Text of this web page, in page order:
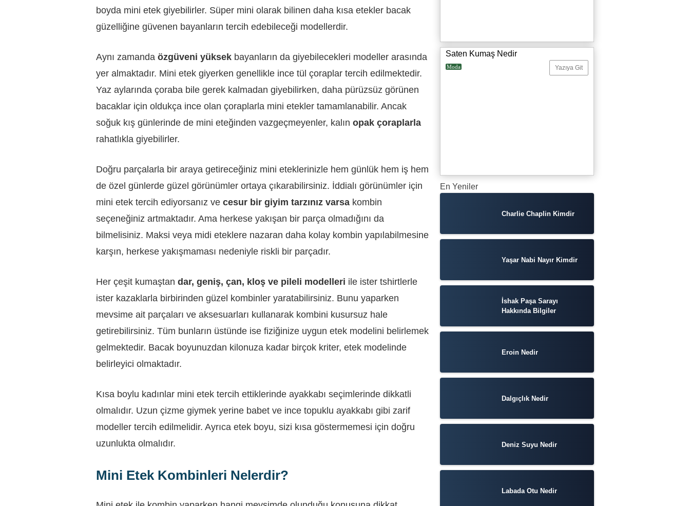
boyda mini etek giyebilirler. Süper mini olarak bilinen daha kısa etekler bacak
güzelliğine güvenen bayanların tercih edebileceği modellerdir.
Aynı zamanda özgüveni yüksek bayanların da giyebilecekleri modeller arasında
yer almaktadır. Mini etek giyerken genellikle ince tül çoraplar tercih edilmektedir.
Yaz aylarında çoraba bile gerek kalmadan giyebilirken, daha pürüzsüz görünen
bacaklar için oldukça ince olan çoraplarla mini etekler tamamlanabilir. Ancak
soğuk kış günlerinde de mini eteğinden vazgeçmeyenler, kalın opak çoraplarla
rahatlıkla giyebilirler.
Doğru parçalarla bir araya getireceğiniz mini eteklerinizle hem günlük hem iş hem
de özel günlerde güzel görünümler ortaya çıkarabilirsiniz. İddialı görünümler için
mini etek tercih ediyorsanız ve cesur bir giyim tarzınız varsa kombin
seçeneğiniz artmaktadır. Ama herkese yakışan bir parça olmadığını da
bilmelisiniz. Maksi veya midi eteklere nazaran daha kolay kombin yapılabilmesine
karşın, herkese yakışmaması nedeniyle riskli bir parçadır.
Her çeşit kumaştan dar, geniş, çan, kloş ve pileli modelleri ile ister tshirtlerle
ister kazaklarla birbirinden güzel kombinler yaratabilirsiniz. Bunu yaparken
mevsime ait parçaları ve aksesuarları kullanarak kombini kusursuz hale
getirebilirsiniz. Tüm bunların üstünde ise fiziğinize uygun etek modelini belirlemek
gelmektedir. Bacak boyunuzdan kilonuza kadar birçok kriter, etek modelinde
belirleyici olmaktadır.
Kısa boylu kadınlar mini etek tercih ettiklerinde ayakkabı seçimlerinde dikkatli
olmalıdır. Uzun çizme giymek yerine babet ve ince topuklu ayakkabı gibi zarif
modeller tercih edilmelidir. Ayrıca etek boyu, sizi kısa göstermemesi için doğru
uzunlukta olmalıdır.
Mini Etek Kombinleri Nelerdir?
Saten Kumaş Nedir
Moda Yazıya Git
En Yeniler
Charlie Chaplin Kimdir
Yaşar Nabi Nayır Kimdir
İshak Paşa Sarayı
Hakkında Bilgiler
Eroin Nedir
Dalgıçlık Nedir
Deniz Suyu Nedir
Labada Otu Nedir